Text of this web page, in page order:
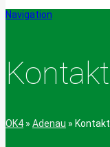
Navigation
Kontakt
OK4 » Adenau » Kontakt